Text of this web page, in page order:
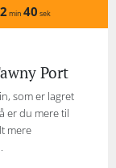
min 40 sek
Port
som er lagret
er du mere til
mere